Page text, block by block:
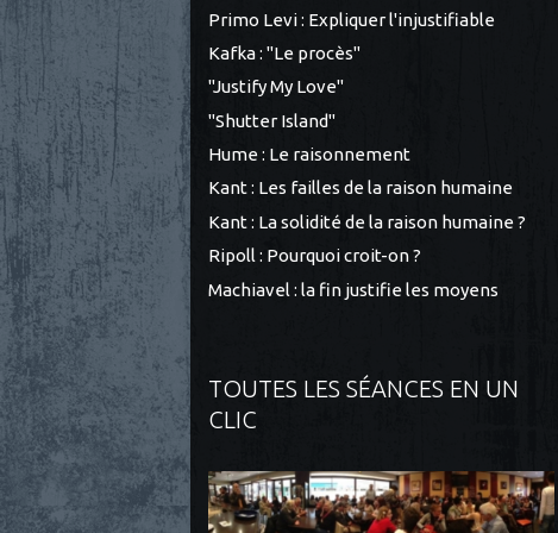
Primo Levi : Expliquer l'injustifiable
Kafka : "Le procès"
"Justify My Love"
"Shutter Island"
Hume : Le raisonnement
Kant : Les failles de la raison humaine
Kant : La solidité de la raison humaine ?
Ripoll : Pourquoi croit-on ?
Machiavel : la fin justifie les moyens
TOUTES LES SÉANCES EN UN
CLIC